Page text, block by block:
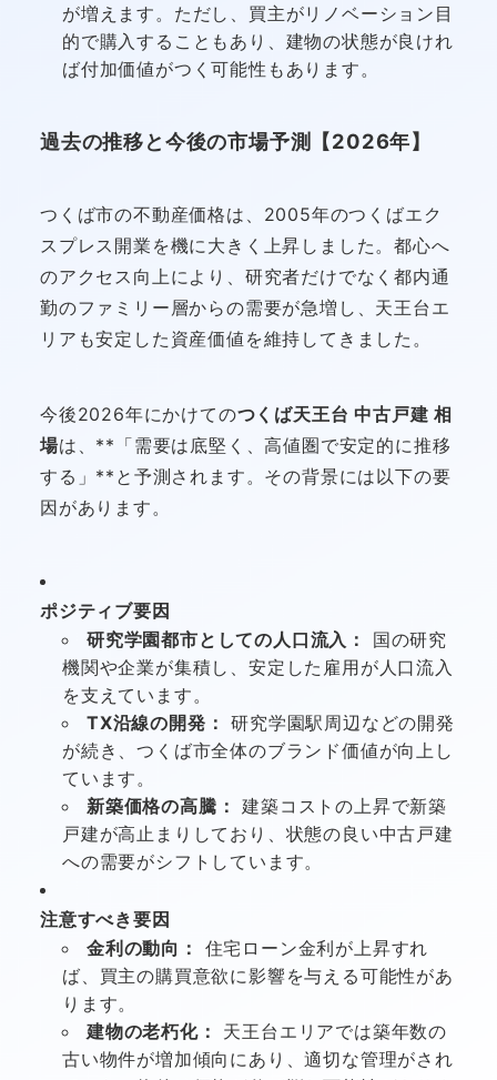
が増えます。ただし、買主がリノベーション目
的で購入することもあり、建物の状態が良けれ
ば付加価値がつく可能性もあります。
過去の推移と今後の市場予測【2026年】
つくば市の不動産価格は、2005年のつくばエク
スプレス開業を機に大きく上昇しました。都心へ
のアクセス向上により、研究者だけでなく都内通
勤のファミリー層からの需要が急増し、天王台エ
リアも安定した資産価値を維持してきました。
今後2026年にかけてのつくば天王台 中古戸建 相
場は、**「需要は底堅く、高値圏で安定的に推移
する」**と予測されます。その背景には以下の要
因があります。
ポジティブ要因
研究学園都市としての人口流入：
国の研究
機関や企業が集積し、安定した雇用が人口流入
を支えています。
TX沿線の開発： 研究学園駅周辺などの開発
が続き、つくば市全体のブランド価値が向上し
ています。
新築価格の高騰： 建築コストの上昇で新築
戸建が高止まりしており、状態の良い中古戸建
への需要がシフトしています。
注意すべき要因
金利の動向：
住宅ローン金利が上昇すれ
ば、買主の購買意欲に影響を与える可能性があ
ります。
建物の老朽化：
天王台エリアでは築年数の
古い物件が増加傾向にあり、適切な管理がされ